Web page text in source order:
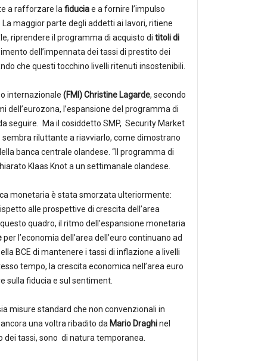
a rafforzare la fiduciae a fornire l’impulso
maggior parte degli addetti ai lavori, ritiene
riprendere il programma di acquisto di titoli di
dell’impennata dei tassi di prestito dei
che questi tocchino livelli ritenuti insostenibili.
internazionale (FMI) Christine Lagarde, secondo
dell’eurozona, l’espansione del programma di
seguire. Ma il cosiddetto SMP, Security Market
riluttante a riavviarlo, come dimostrano
banca centrale olandese. “Il programma di
Klaas Knot a un settimanale olandese.
monetaria è stata smorzata ulteriormente:
alle prospettive di crescita dell’area
quadro, il ritmo dell’espansione monetaria
per l’economia dell’area dell’euro continuano ad
BCE di mantenere i tassi di inflazione a livelli
tempo, la crescita economica nell’area euro
sulla fiducia e sul sentiment.
misure standard che non convenzionali in
una voltra ribadito da Mario Draghinel
dei tassi, sono di natura temporanea.